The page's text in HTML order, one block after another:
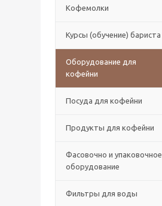
Кофемолки
Курсы (обучение) бариста
Оборудование для
кофейни
Посуда для кофейни
Продукты для кофейни
Фасовочно и упаковочное
оборудование
Фильтры для воды